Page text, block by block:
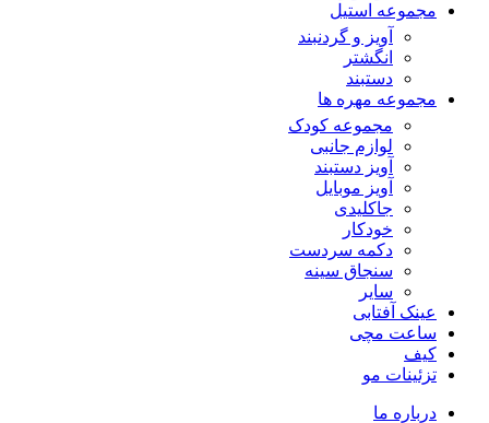
مجموعه استیل
آویز و گردنبند
انگشتر
دستبند
مجموعه مهره ها
مجموعه کودک
لوازم جانبی
آویز دستبند
آویز موبایل
جاکلیدی
خودکار
دکمه سردست
سنجاق سینه
سایر
عینک آفتابی
ساعت مچی
کیف
تزئینات مو
درباره ما